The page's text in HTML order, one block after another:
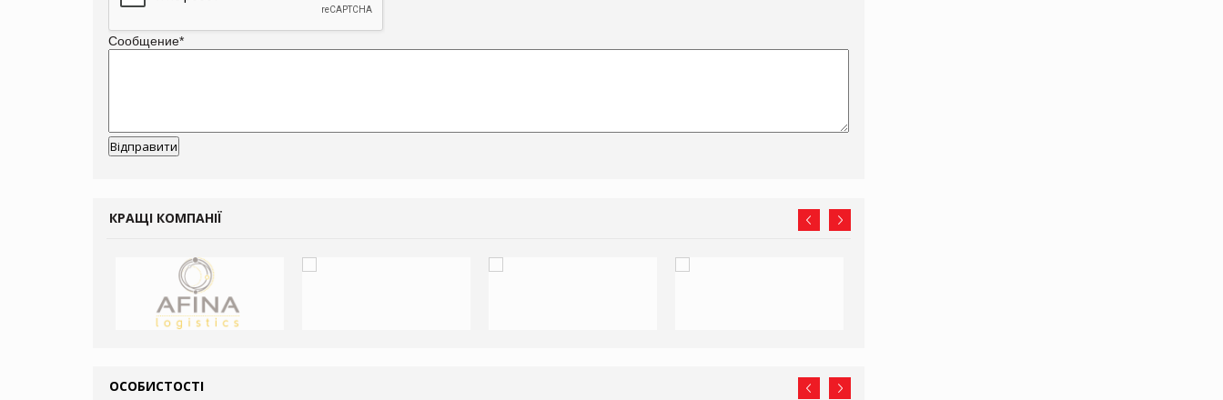
Сообщение*
КРАЩІ КОМПАНІЇ
ОСОБИСТОСТІ